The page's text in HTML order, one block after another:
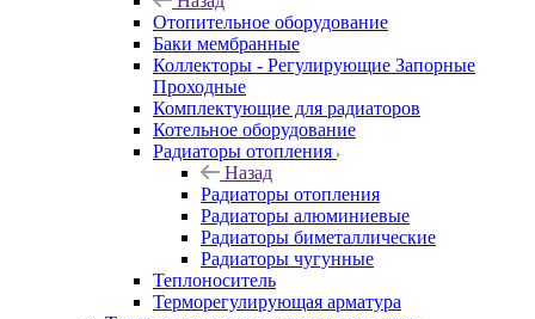
Отопительное оборудование
Баки мембранные
Коллекторы - Регулирующие Запорные
Проходные
Комплектующие для радиаторов
Котельное оборудование
Радиаторы отопления
Назад
Радиаторы отопления
Радиаторы алюминиевые
Радиаторы биметаллические
Радиаторы чугунные
Теплоноситель
Терморегулирующая арматура